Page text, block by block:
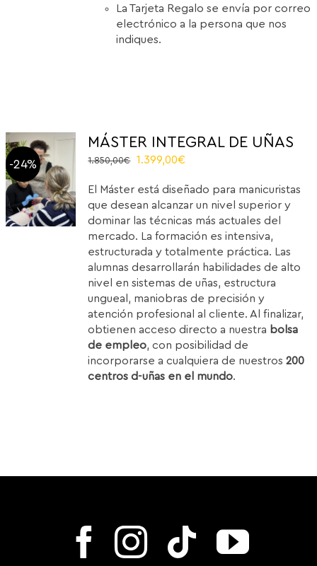
La Tarjeta Regalo se envía por correo
electrónico a la persona que nos
indiques.
-24%
MÁSTER INTEGRAL DE UÑAS
1.850,00€
Original
was:
1.850,00€.
1.399,00€
is:
1.399,00€.
El Máster está diseñado para manicuristas
que desean alcanzar un nivel superior y
dominar las técnicas más actuales del
mercado. La formación es intensiva,
estructurada y totalmente práctica. Las
alumnas desarrollarán habilidades de alto
nivel en sistemas de uñas, estructura
ungueal, maniobras de precisión y
atención profesional al cliente. Al finalizar,
obtienen acceso directo a nuestra bolsa
de empleo, con posibilidad de
incorporarse a cualquiera de nuestros200
centros d-uñas en el mundo.